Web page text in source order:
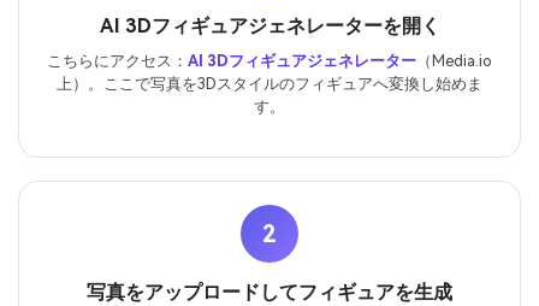
AI 3Dフィギュアジェネレーターを開く
こちらにアクセス： AI 3Dフィギュアジェネレーター （Media.io
上）。ここで写真を3Dスタイルのフィギュアへ変換し始めま
す。
2
写真をアップロードしてフィギュアを生成